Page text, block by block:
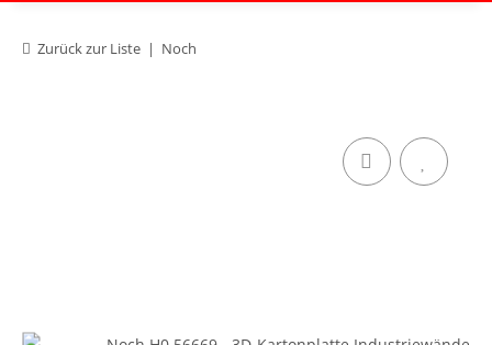
Zurück zur Liste Noch